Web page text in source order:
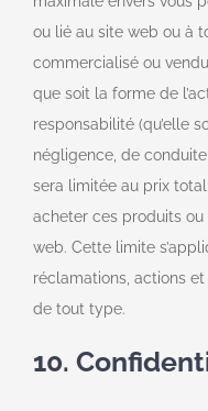
ou lié au site web ou à
commercialisé ou
que soit la forme de
responsabilité (qu’elle
négligence, de
sera limitée au prix
acheter ces produits
web. Cette limite
réclamations, actions
de tout type.
10.